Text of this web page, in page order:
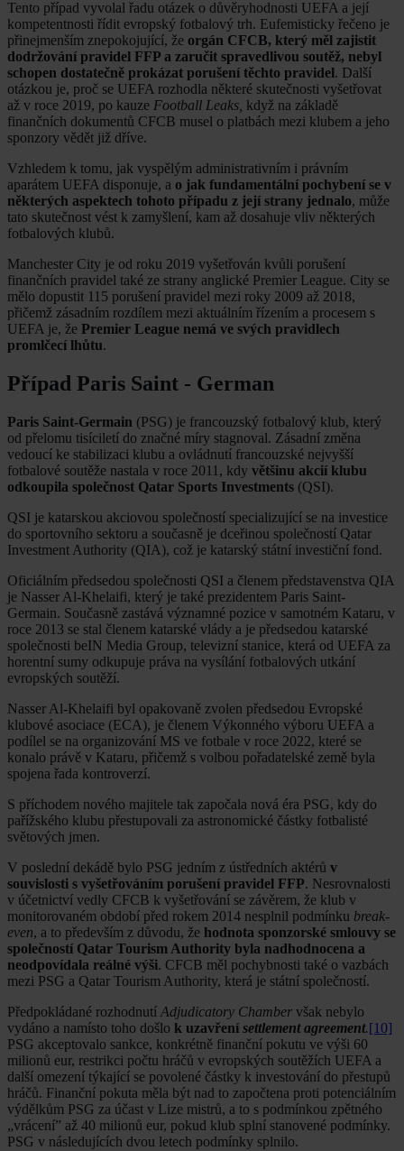
Tento případ vyvolal řadu otázek o důvěryhodnosti UEFA a její
kompetentnosti řídit evropský fotbalový trh. Eufemisticky řečeno je
přinejmenším znepokojující, že orgán CFCB, který měl zajistit
dodržování pravidel FFP a zaručit spravedlivou soutěž, nebyl
schopen dostatečně prokázat porušení těchto pravidel. Další
otázkou je, proč se UEFA rozhodla některé skutečnosti vyšetřovat
až v roce 2019, po kauze Football Leaks, když na základě
finančních dokumentů CFCB musel o platbách mezi klubem a jeho
sponzory vědět již dříve.
Vzhledem k tomu, jak vyspělým administrativním i právním
aparátem UEFA disponuje, a o jak fundamentální pochybení se v
některých aspektech tohoto případu z její strany jednalo, může
tato skutečnost vést k zamyšlení, kam až dosahuje vliv některých
fotbalových klubů.
Manchester City je od roku 2019 vyšetřován kvůli porušení
finančních pravidel také ze strany anglické Premier League. City se
mělo dopustit 115 porušení pravidel mezi roky 2009 až 2018,
přičemž zásadním rozdílem mezi aktuálním řízením a procesem s
UEFA je, že Premier League nemá ve svých pravidlech
promlčecí lhůtu.
Případ Paris Saint - German
Paris Saint-Germain (PSG) je francouzský fotbalový klub, který
od přelomu tisíciletí do značné míry stagnoval. Zásadní změna
vedoucí ke stabilizaci klubu a ovládnutí francouzské nejvyšší
fotbalové soutěže nastala v roce 2011, kdy většinu akcií klubu
odkoupila společnost Qatar Sports Investments (QSI).
QSI je katarskou akciovou společností specializující se na investice
do sportovního sektoru a současně je dceřinou společností Qatar
Investment Authority (QIA), což je katarský státní investiční fond.
Oficiálním předsedou společnosti QSI a členem představenstva QIA
je Nasser Al-Khelaifi, který je také prezidentem Paris Saint-
Germain. Současně zastává významné pozice v samotném Kataru, v
roce 2013 se stal členem katarské vlády a je předsedou katarské
společnosti beIN Media Group, televizní stanice, která od UEFA za
horentní sumy odkupuje práva na vysílání fotbalových utkání
evropských soutěží.
Nasser Al-Khelaifi byl opakovaně zvolen předsedou Evropské
klubové asociace (ECA), je členem Výkonného výboru UEFA a
podílel se na organizování MS ve fotbale v roce 2022, které se
konalo právě v Kataru, přičemž s volbou pořadatelské země byla
spojena řada kontroverzí.
S příchodem nového majitele tak započala nová éra PSG, kdy do
pařížského klubu přestupovali za astronomické částky fotbalisté
světových jmen.
V poslední dekádě bylo PSG jedním z ústředních aktérů v
souvislosti s vyšetřováním porušení pravidel FFP. Nesrovnalosti
v účetnictví vedly CFCB k vyšetřování se závěrem, že klub v
monitorovaném období před rokem 2014 nesplnil podmínku break-
even, a to především z důvodu, že hodnota sponzorské smlouvy se
společností Qatar Tourism Authority byla nadhodnocena a
neodpovídala reálné výši. CFCB měl pochybnosti také o vazbách
mezi PSG a Qatar Tourism Authority, která je státní společností.
Předpokládané rozhodnutí Adjudicatory Chamber však nebylo
vydáno a namísto toho došlo k uzavření settlement agreement.[10]
PSG akceptovalo sankce, konkrétně finanční pokutu ve výši 60
milionů eur, restrikci počtu hráčů v evropských soutěžích UEFA a
další omezení týkající se povolené částky k investování do přestupů
hráčů. Finanční pokuta měla být nad to započtena proti potenciálním
výdělkům PSG za účast v Lize mistrů, a to s podmínkou zpětného
„vrácení” až 40 milionů eur, pokud klub splní stanovené podmínky.
PSG v následujících dvou letech podmínky splnilo.